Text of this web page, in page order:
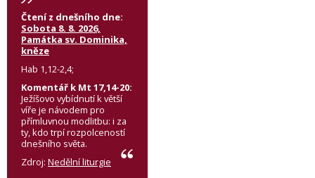
Čtení z dnešního dne:
Sobota 8. 8. 2026,
Památka sv. Dominika,
kněze
Hab 1,12-2,4;
Komentář k Mt 17,14-20:
Ježíšovo vybídnutí k větší
víře je návodem pro
přímluvnou modlitbu: i za
ty, kdo trpí rozpolceností
dnešního světa.
Zdroj: Nedělní liturgie